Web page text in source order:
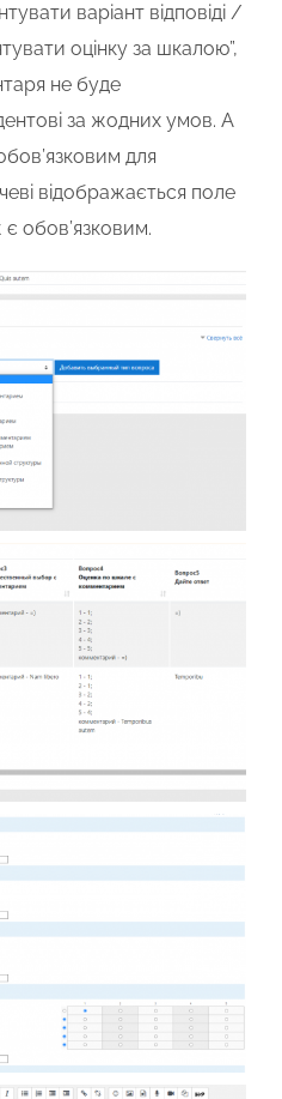
варіант відповіді /
оцінку за шкалою”,
не буде
за жодних умов. А
для
відображається поле
обов’язковим.